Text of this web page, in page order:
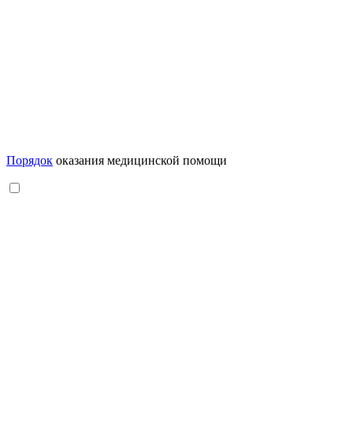
Порядок оказания медицинской помощи